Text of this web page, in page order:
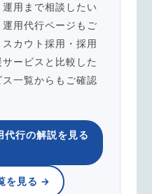
用まで相談したい
用代行ページもご
カウト採用・採用
ービスと比較した
一覧からもご確認
代行の解説を見る
を見る →